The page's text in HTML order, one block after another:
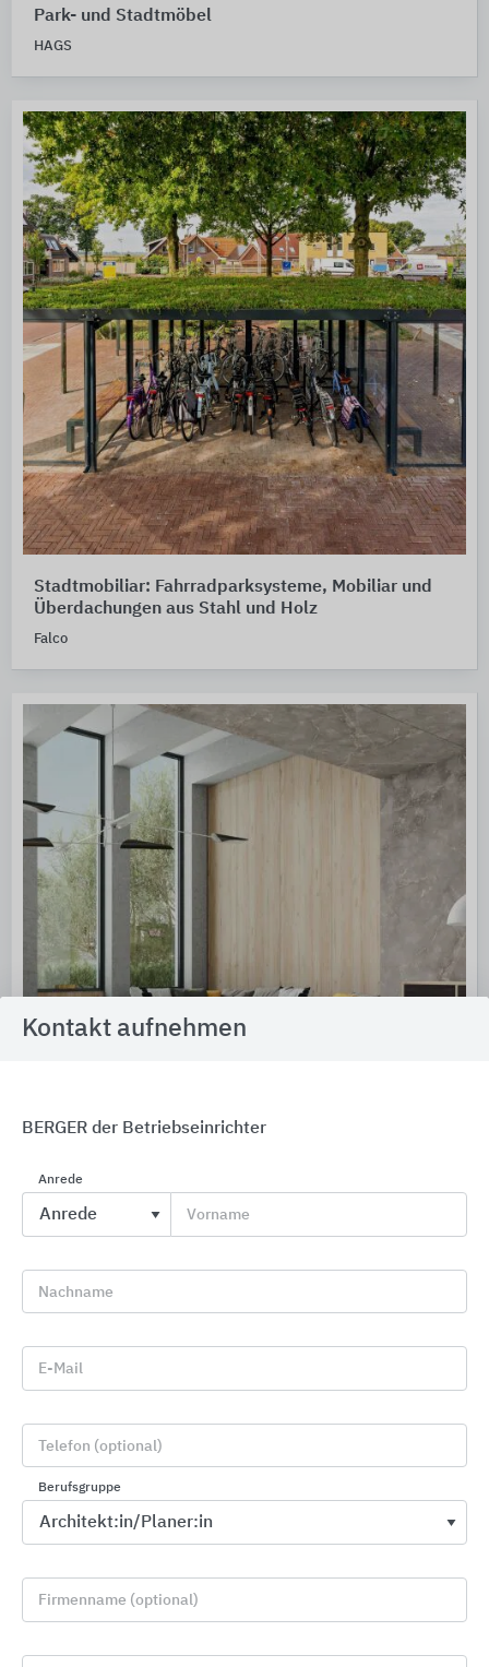
Park- und Stadtmöbel
HAGS
Stadtmobiliar: Fahrradparksysteme, Mobiliar und
Überdachungen aus Stahl und Holz
Falco
Holzwerkstoffplatten, Schichtstoffe,
Kontakt aufnehmen
BERGER der Betriebseinrichter
Anrede
Vorname
Nachname
E-Mail
Telefon (optional)
Berufsgruppe
Firmenname (optional)